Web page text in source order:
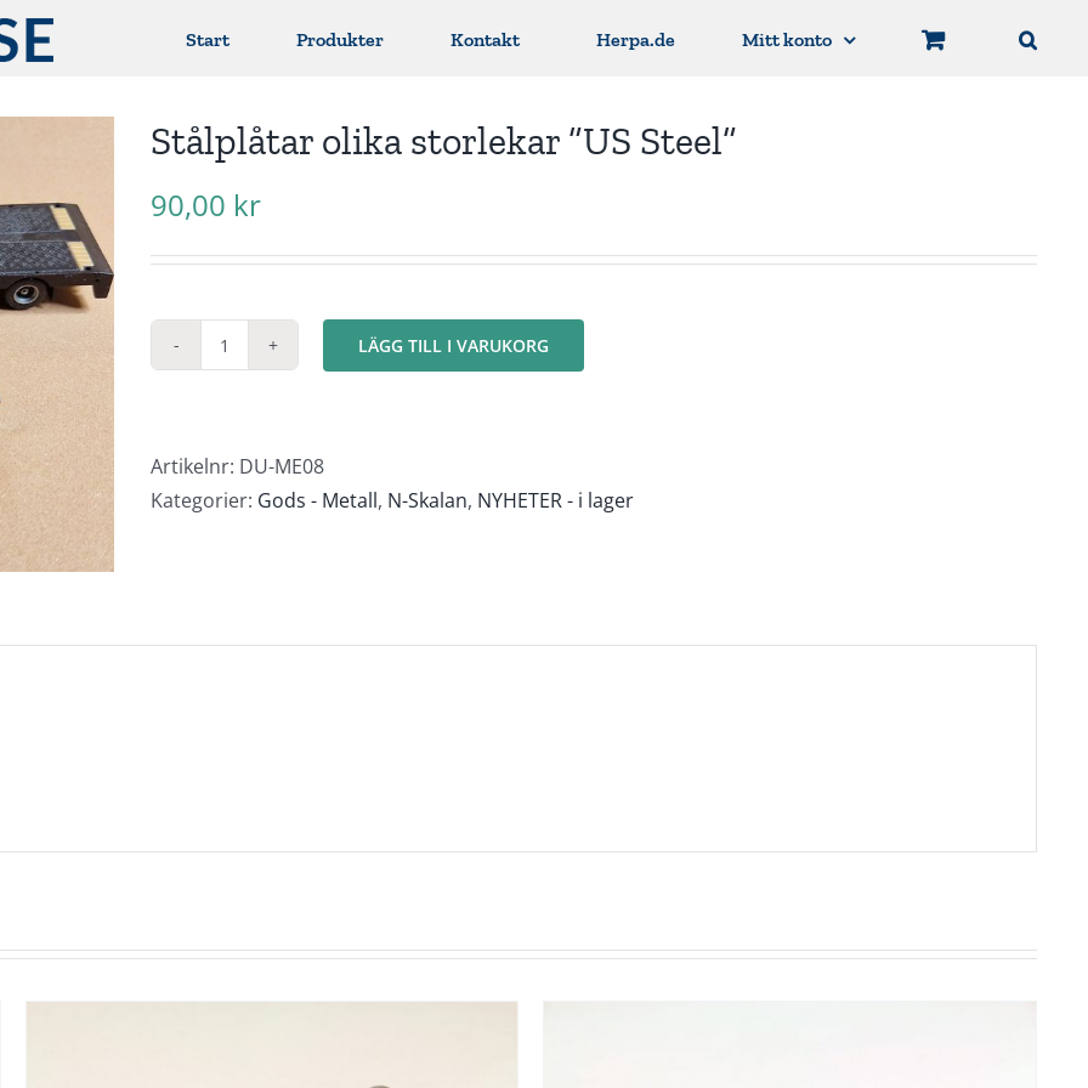
Start Produkter Kontakt Herpa.de Mitt konto
Stålplåtar olika storlekar ”US Steel”
90,00 kr
Stålplåtar
"US
Steel"
LÄGG TILL I VARUKORG
Artikelnr: DU-ME08
Kategorier: Gods - Metall, N-Skalan, NYHETER - i lager